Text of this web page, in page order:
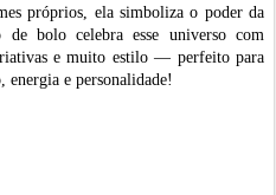
próprios, ela simboliza o poder da
bolo celebra esse universo com
e muito estilo — perfeito para
energia e personalidade!